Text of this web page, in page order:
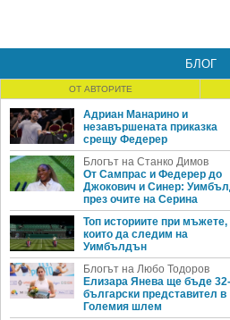
БЛОГ
ОТ АВТОРИТЕ
Адриан Манарино и
незавършената приказка
срещу Федерер
Блогът на Станко Димов
От Сампрас и Федерер до
Джокович и Синер:
през очите на Серина
Топ историите при мъжете,
които да следим на
Уимбълдън
Блогът на Любо Тодоров
Елизара Янева ще бъде
български представител в
Големия шлем